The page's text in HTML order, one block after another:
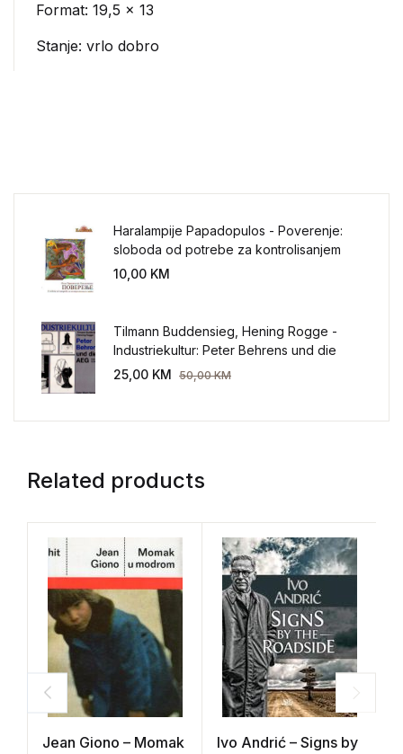
Format: 19,5 x 13
Stanje: vrlo dobro
Haralampije Papadopulos - Poverenje:
sloboda od potrebe za kontrolisanjem
sveta
10,00 KM
Tilmann Buddensieg, Hening Rogge -
Industriekultur: Peter Behrens und die
AEG 1907-1914.
25,00 KM 50,00KM
Related products
Jean Giono – Momak
Ivo Andrić – Signs by